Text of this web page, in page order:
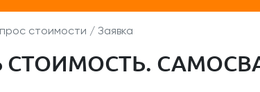
стоимости / Заявка
СТОИМОСТЬ.